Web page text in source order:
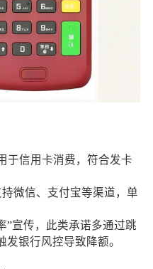
于信用卡消费，符合发卡
微信、支付宝等渠道，单
”宣传，此类承诺多通过跳
银行风控导致降额。